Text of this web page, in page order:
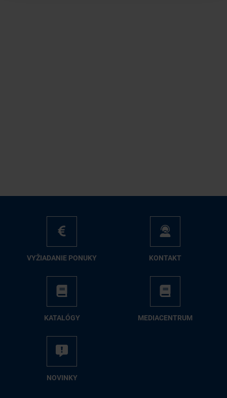
VY­ŽIA­DA­NIE PO­NU­KY KON­TAKT
KA­TA­LÓ­GY ME­DIA­CEN­TRUM
NO­VIN­KY